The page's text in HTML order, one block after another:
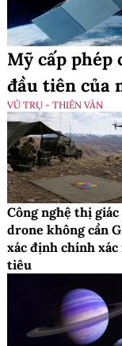
Mỹ cấp phép
đầu tiên của
VŨ TRỤ - THIÊN VĂN
Công nghệ thị
drone không cần
xác định chính xác
tiêu